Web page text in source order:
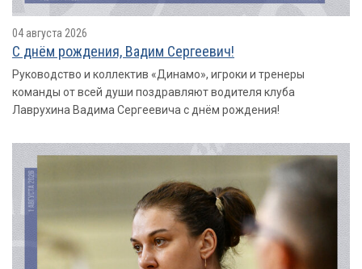
04 августа 2026
С днём рождения, Вадим Сергеевич!
Руководство и коллектив «Динамо», игроки и тренеры
команды от всей души поздравляют водителя клуба
Лаврухина Вадима Сергеевича с днём рождения!